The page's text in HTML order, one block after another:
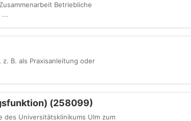
Betriebliche
...
B. als Praxisanleitung oder
(258099)
des Universitätsklinikums Ulm zum